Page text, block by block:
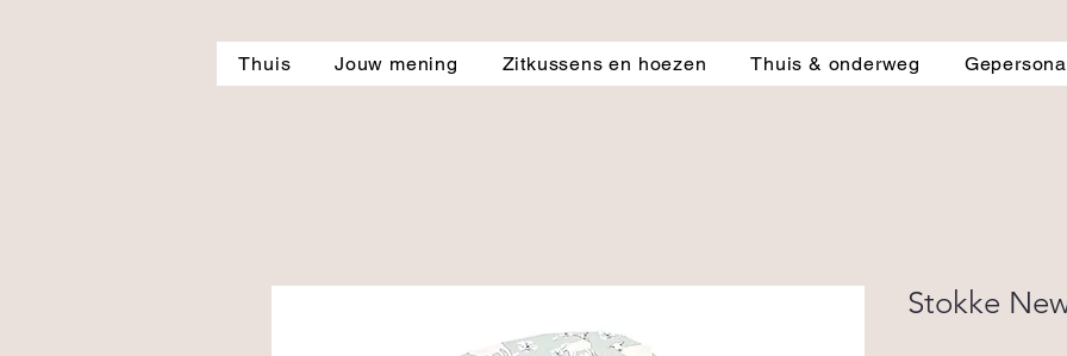
Thuis Jouw mening Zitkussens en hoezen Thuis & onderweg
Stokke